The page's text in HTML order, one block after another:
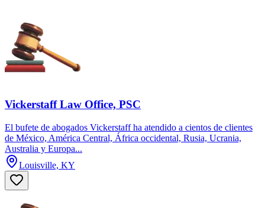
Vickerstaff Law Office, PSC
El bufete de abogados Vickerstaff ha atendido a cientos de clientes
de México, América Central, África occidental, Rusia, Ucrania,
Australia y Europa...
Louisville, KY